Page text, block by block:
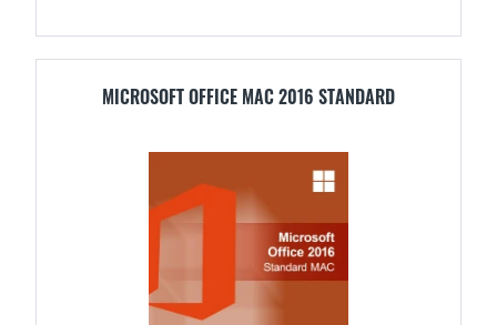
MICROSOFT OFFICE MAC 2016 STANDARD